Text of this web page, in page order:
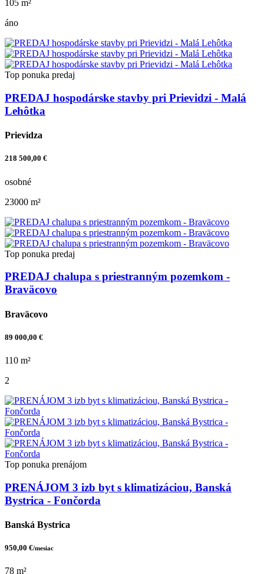
105 m²
áno
Top ponuka predaj
PREDAJ hospodárske stavby pri Prievidzi - Malá
Lehôtka
Prievidza
218 500,00 €
osobné
23000 m²
Top ponuka predaj
PREDAJ chalupa s priestranným pozemkom -
Braväcovo
Braväcovo
89 000,00 €
110 m²
2
Top ponuka prenájom
PRENÁJOM 3 izb byt s klimatizáciou, Banská
Bystrica - Fončorda
Banská Bystrica
950,00 €/mesiac
78 m²